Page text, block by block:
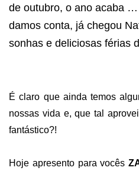
de outubro, o ano acaba
damos conta, já chegou
sonhas e deliciosas férias
É claro que ainda temos
nossas vida e, que tal
fantástico?!
Hoje apresento para vocês